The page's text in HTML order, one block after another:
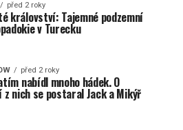
před 2 roky
království: Tajemné podzemní
v Turecku
před 2 roky
nabídl mnoho hádek. O
z nich se postaral Jack a Mikýř